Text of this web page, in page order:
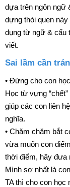
dựa trên ngôn ngữ
dựng thói quen
dụng từ ngữ & cấu
viết.
Sai lầm cần
• Đừng cho con
Học từ vựng
giúp các con liên
nghĩa.
• Chăm chăm bắt
vừa muốn con
thời điểm, hãy đưa
Mình sợ nhất là
TA thì cho con học